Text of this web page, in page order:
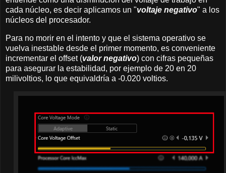
cada núcleo, es decir aplicamos un "voltaje negativo" a los
núcleos del procesador.
Para no morir en el intento y que el sistema operativo se
vuelva inestable desde el primer momento, es conveniente
incrementar el offset (valor negativo) con cifras pequeñas
para asegurar la estabilidad, por ejemplo de 20 en 20
milivoltios, lo que equivaldría a -0.020 voltios.